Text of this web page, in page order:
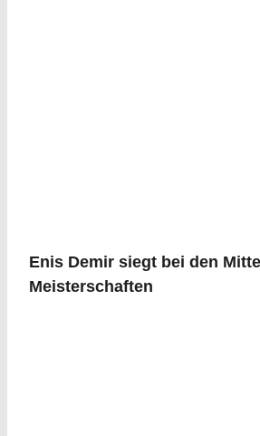
Enis Demir siegt bei den
Meisterschaften